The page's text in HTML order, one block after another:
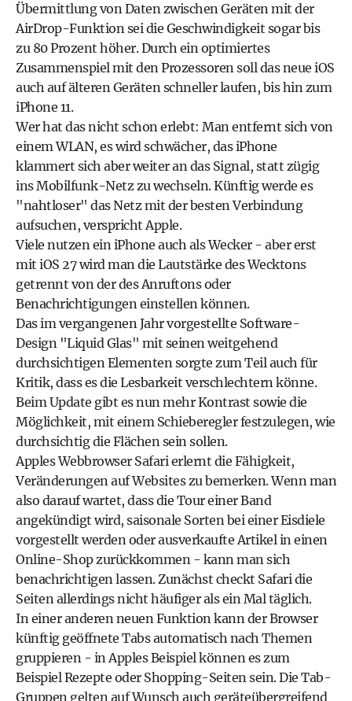
Übermittlung von Daten zwischen Geräten mit der
AirDrop-Funktion sei die Geschwindigkeit sogar bis
zu 80 Prozent höher. Durch ein optimiertes
Zusammenspiel mit den Prozessoren soll das neue iOS
auch auf älteren Geräten schneller laufen, bis hin zum
iPhone 11.
Wer hat das nicht schon erlebt: Man entfernt sich von
einem WLAN, es wird schwächer, das iPhone
klammert sich aber weiter an das Signal, statt zügig
ins Mobilfunk-Netz zu wechseln. Künftig werde es
"nahtloser" das Netz mit der besten Verbindung
aufsuchen, verspricht Apple.
Viele nutzen ein iPhone auch als Wecker - aber erst
mit iOS 27 wird man die Lautstärke des Wecktons
getrennt von der des Anruftons oder
Benachrichtigungen einstellen können.
Das im vergangenen Jahr vorgestellte Software-
Design "Liquid Glas" mit seinen weitgehend
durchsichtigen Elementen sorgte zum Teil auch für
Kritik, dass es die Lesbarkeit verschlechtern könne.
Beim Update gibt es nun mehr Kontrast sowie die
Möglichkeit, mit einem Schieberegler festzulegen, wie
durchsichtig die Flächen sein sollen.
Apples Webbrowser Safari erlernt die Fähigkeit,
Veränderungen auf Websites zu bemerken. Wenn man
also darauf wartet, dass die Tour einer Band
angekündigt wird, saisonale Sorten bei einer Eisdiele
vorgestellt werden oder ausverkaufte Artikel in einen
Online-Shop zurückkommen - kann man sich
benachrichtigen lassen. Zunächst checkt Safari die
Seiten allerdings nicht häufiger als ein Mal täglich.
In einer anderen neuen Funktion kann der Browser
künftig geöffnete Tabs automatisch nach Themen
gruppieren - in Apples Beispiel können es zum
Beispiel Rezepte oder Shopping-Seiten sein. Die Tab-
Gruppen gelten auf Wunsch auch geräteübergreifend